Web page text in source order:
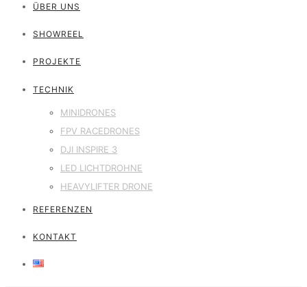
ÜBER UNS
SHOWREEL
PROJEKTE
TECHNIK
MINIDRONES
FPV RACEDRONES
DJI INSPIRE 3
LED LICHTDROHNE
HEAVYLIFTER DRONE
REFERENZEN
KONTAKT